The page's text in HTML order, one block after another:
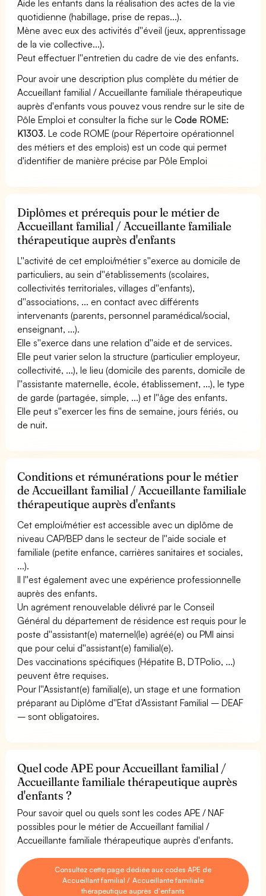
Aide les enfants dans la réalisation des actes de la vie
quotidienne (habillage, prise de repas...).
Mène avec eux des activités d''éveil (jeux, apprentissage
de la vie collective...).
Peut effectuer l''entretien du cadre de vie des enfants.
Pour avoir une description plus complète du métier de
Accueillant familial / Accueillante familiale thérapeutique
auprès d'enfants vous pouvez vous rendre sur le site de
Pôle Emploi et consulter la fiche sur leCode ROME:
K1303. Le code ROME (pour Répertoire opérationnel
des métiers et des emplois) est un code qui permet
d'identifier de manière précise par Pôle Emploi
Diplômes et prérequis pour le métier de
Accueillant familial / Accueillante familiale
thérapeutique auprès d'enfants
L''activité de cet emploi/métier s''exerce au domicile de
particuliers, au sein d''établissements (scolaires,
collectivités territoriales, villages d''enfants),
d''associations, ... en contact avec différents
intervenants (parents, personnel paramédical/social,
enseignant, ...).
Elle s''exerce dans une relation d''aide et de services.
Elle peut varier selon la structure (particulier employeur,
collectivité, ...), le lieu (domicile des parents, domicile de
l''assistante maternelle, école, établissement, ...), le type
de garde (partagée, simple, ...) et l''âge des enfants.
Elle peut s''exercer les fins de semaine, jours fériés, ou
de nuit.
Conditions et rémunérations pour le métier
de Accueillant familial / Accueillante familiale
thérapeutique auprès d'enfants
Cet emploi/métier est accessible avec un diplôme de
niveau CAP/BEP dans le secteur de l''aide sociale et
familiale (petite enfance, carrières sanitaires et sociales,
...).
Il l''est également avec une expérience professionnelle
auprès des enfants.
Un agrément renouvelable délivré par le Conseil
Général du département de résidence est requis pour le
poste d''assistant(e) maternel(le) agréé(e) ou PMI ainsi
que pour celui d''assistant(e) familial(e).
Des vaccinations spécifiques (Hépatite B, DTPolio, ...)
peuvent être requises.
Pour l''Assistant(e) familial(e), un stage et une formation
préparant au Diplôme d''Etat d’Assistant Familial – DEAF
– sont obligatoires.
Quel code APE pour Accueillant familial /
Accueillante familiale thérapeutique auprès
d'enfants ?
Pour savoir quel ou quels sont les codes APE / NAF
possibles pour le métier de Accueillant familial /
Accueillante familiale thérapeutique auprès d'enfants.
Consultez cette page dédiée aux codes APE de
Accueillant familial / Accueillante familiale
thérapeutique auprès d'enfants